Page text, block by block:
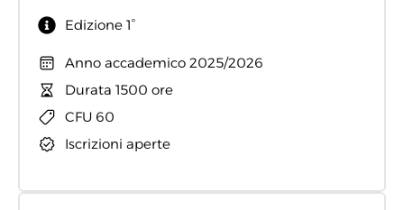
Edizione 1°
Anno accademico 2025/2026
Durata 1500 ore
CFU 60
Iscrizioni aperte